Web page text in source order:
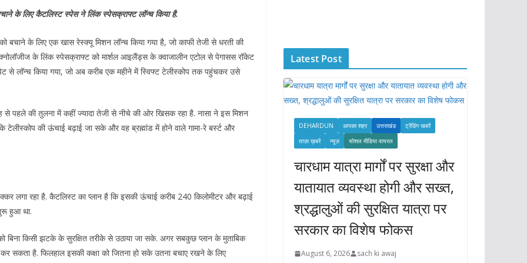
के लिए कैटलिस्ट स्पेस ने लिंक स्पेसक्राफ्ट लॉन्च किया है.
बचाने के लिए एक खास रेस्क्यू मिशन लॉन्च किया गया है, जो काफी तेजी से धरती की
के लिंक स्पेसक्राफ्ट को मार्शल आइलैंड्स के क्वाजालीन एटोल से पेगासस रॉकेट
से लॉन्च किया गया, जो अब करीब एक महीने में स्विफ्ट टेलीस्कोप तक पहुंचकर उसे
पहले की तुलना में कहीं ज्यादा तेजी से नीचे की ओर खिसक रहा है. नासा ने इस मिशन
की ऊंचाई बढ़ाई जा सके और वह ब्रह्मांड में होने वाले गामा-रे बर्स्ट और
लगा रहा है. कैटलिस्ट का प्लान है कि इसकी ऊंचाई करीब 240 किलोमीटर और बढ़ाई
हुआ था.
बिना किसी झटके के सुरक्षित तरीके से उठाया जा सके. अगर सबकुछ प्लान के मुताबिक
सकता है. फिलहाल इसकी कक्षा को जितना हो सके उतना बचाए रखने के लिए
e
s
Latest Post
DEHARDUN आपका शहर उत्तराखंड
ट्रेंडिंग खबरें
ताज़ा ख़बरें
न्यूज़ सोशल मीडिया वायरल
चारधाम यात्रा मार्गों पर सुरक्षा और
यातायात व्यवस्था होगी और सख्त,
श्रद्धालुओं की सुरक्षित यात्रा पर
सरकार का विशेष फोकस
August 6, 2026 sach ki awaj